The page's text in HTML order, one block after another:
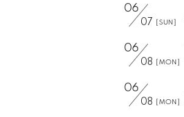
06
07 [SUN]
06
08 [MON]
06
08 [MON]